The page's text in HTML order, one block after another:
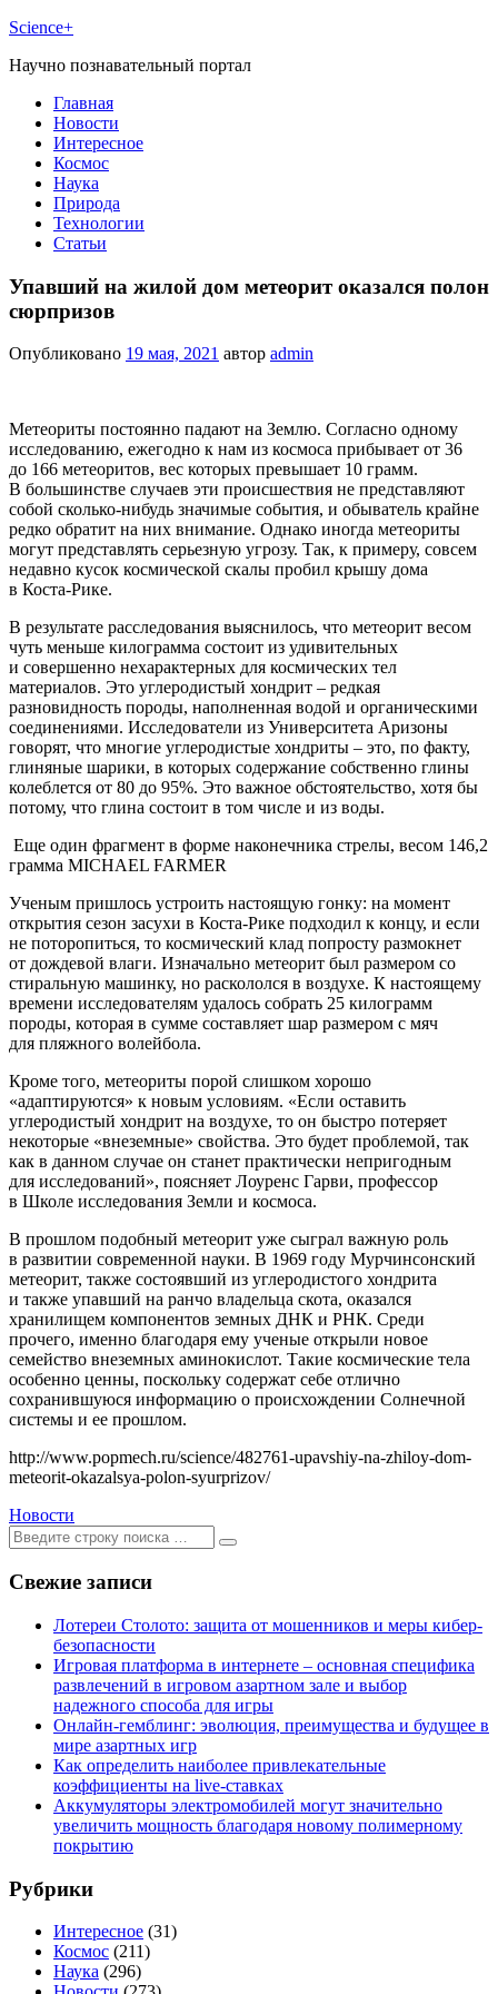
Science+
Научно познавательный портал
Главная
Новости
Интересное
Космос
Наука
Природа
Технологии
Статьи
Упавший на жилой дом метеорит оказался полон
сюрпризов
Опубликовано 19 мая, 2021 автор admin
Метеориты постоянно падают на Землю. Согласно одному
исследованию, ежегодно к нам из космоса прибывает от 36
до 166 метеоритов, вес которых превышает 10 грамм.
В большинстве случаев эти происшествия не представляют
собой сколько-нибудь значимые события, и обыватель крайне
редко обратит на них внимание. Однако иногда метеориты
могут представлять серьезную угрозу. Так, к примеру, совсем
недавно кусок космической скалы пробил крышу дома
в Коста-Рике.
В результате расследования выяснилось, что метеорит весом
чуть меньше килограмма состоит из удивительных
и совершенно нехарактерных для космических тел
материалов. Это углеродистый хондрит – редкая
разновидность породы, наполненная водой и органическими
соединениями. Исследователи из Университета Аризоны
говорят, что многие углеродистые хондриты – это, по факту,
глиняные шарики, в которых содержание собственно глины
колеблется от 80 до 95%. Это важное обстоятельство, хотя бы
потому, что глина состоит в том числе и из воды.
Еще один фрагмент в форме наконечника стрелы, весом 146,2
грамма MICHAEL FARMER
Ученым пришлось устроить настоящую гонку: на момент
открытия сезон засухи в Коста-Рике подходил к концу, и если
не поторопиться, то космический клад попросту размокнет
от дождевой влаги. Изначально метеорит был размером со
стиральную машинку, но раскололся в воздухе. К настоящему
времени исследователям удалось собрать 25 килограмм
породы, которая в сумме составляет шар размером с мяч
для пляжного волейбола.
Кроме того, метеориты порой слишком хорошо
«адаптируются» к новым условиям. «Если оставить
углеродистый хондрит на воздухе, то он быстро потеряет
некоторые «внеземные» свойства. Это будет проблемой, так
как в данном случае он станет практически непригодным
для исследований», поясняет Лоуренс Гарви, профессор
в Школе исследования Земли и космоса.
В прошлом подобный метеорит уже сыграл важную роль
в развитии современной науки. В 1969 году Мурчинсонский
метеорит, также состоявший из углеродистого хондрита
и также упавший на ранчо владельца скота, оказался
хранилищем компонентов земных ДНК и РНК. Среди
прочего, именно благодаря ему ученые открыли новое
семейство внеземных аминокислот. Такие космические тела
особенно ценны, поскольку содержат себе отлично
сохранившуюся информацию о происхождении Солнечной
системы и ее прошлом.
http://www.popmech.ru/science/482761-upavshiy-na-zhiloy-dom-
meteorit-okazalsya-polon-syurprizov/
Новости
Ищем:
[текст]
Свежие записи
Лотереи Столото: защита от мошенников и меры кибер-
безопасности
Игровая платформа в интернете – основная специфика
развлечений в игровом азартном зале и выбор
надежного способа для игры
Онлайн-гемблинг: эволюция, преимущества и будущее в
мире азартных игр
Как определить наиболее привлекательные
коэффициенты на live-ставках
Аккумуляторы электромобилей могут значительно
увеличить мощность благодаря новому полимерному
покрытию
Рубрики
Интересное (31)
Космос (211)
Наука (296)